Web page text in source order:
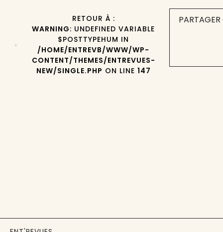
RETOUR À :
WARNING: UNDEFINED VARIABLE
$POSTTYPEHUM IN
/HOME/ENTREVB/WWW/WP-
CONTENT/THEMES/ENTREVUES-
NEW/SINGLE.PHP ON LINE 147